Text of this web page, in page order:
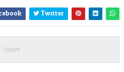
Twitter